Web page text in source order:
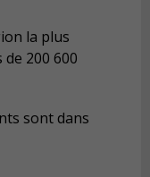
la plus
200 600
sont dans